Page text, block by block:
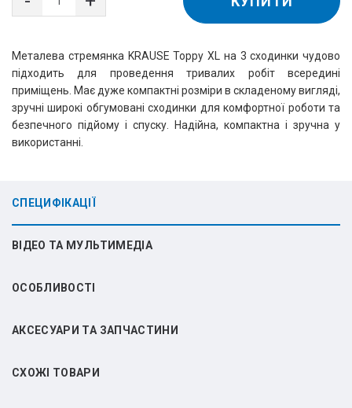
Металева стремянка KRAUSE Toppy XL на 3 сходинки чудово
підходить для проведення тривалих робіт всередині
приміщень. Має дуже компактні розміри в складеному вигляді,
зручні широкі обгумовані сходинки для комфортної роботи та
безпечного підйому і спуску. Надійна, компактна і зручна у
використанні.
СПЕЦИФІКАЦІЇ
ВІДЕО ТА МУЛЬТИМЕДІА
ОСОБЛИВОСТІ
АКСЕСУАРИ ТА ЗАПЧАСТИНИ
СХОЖІ ТОВАРИ